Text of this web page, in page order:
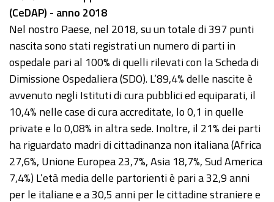
(CeDAP) - anno 2018
Nel nostro Paese, nel 2018, su un totale di 397 punti
nascita sono stati registrati un numero di parti in
ospedale pari al 100% di quelli rilevati con la Scheda di
Dimissione Ospedaliera (SDO). L’89,4% delle nascite è
avvenuto negli Istituti di cura pubblici ed equiparati, il
10,4% nelle case di cura accreditate, lo 0,1 in quelle
private e lo 0,08% in altra sede. Inoltre, il 21% dei parti
ha riguardato madri di cittadinanza non italiana (Africa
27,6%, Unione Europea 23,7%, Asia 18,7%, Sud America
7,4%) L’età media delle partorienti è pari a 32,9 anni
per le italiane e a 30,5 anni per le cittadine straniere e